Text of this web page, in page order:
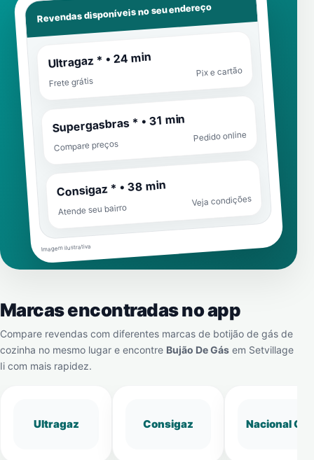
Revendas disponíveis no seu endereço
Ultragaz * • 24 min
Frete grátis
Pix e cartão
Supergasbras * • 31 min
Compare preços
Pedido online
Consigaz * • 38 min
Atende seu bairro
Veja condições
Imagem ilustrativa
Marcas encontradas no app
Compare revendas com diferentes marcas de botijão de gás de
cozinha no mesmo lugar e encontre Bujão De Gás em Setvillage
Ii com mais rapidez.
Ultragaz Consigaz Nacional Gás